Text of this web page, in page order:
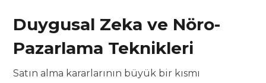
Duygusal Zeka ve Nöro-
Pazarlama Teknikleri
Satın alma kararlarının büyük bir kısmı